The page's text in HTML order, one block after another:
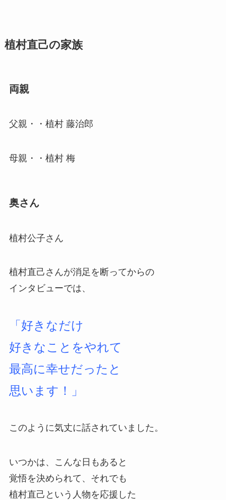
植村直己の家族
両親
父親・・植村 藤治郎
母親・・植村 梅
奥さん
植村公子さん
植村直己さんが消足を断ってからの
インタビューでは、
「好きなだけ
好きなことをやれて
最高に幸せだったと
思います！」
このように気丈に話されていました。
いつかは、こんな日もあると
覚悟を決められて、それでも
植村直己という人物を応援した